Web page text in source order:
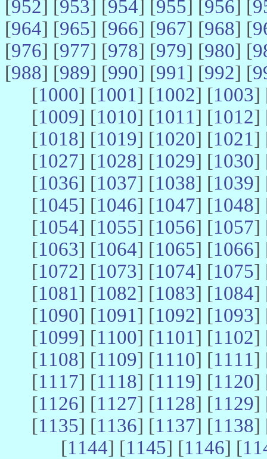
[952] [953] [954] [955] [956] [
[964] [965] [966] [967] [968] [
[976] [977] [978] [979] [980] [
[988] [989] [990] [991] [992] [
[1000] [1001] [1002] [1003]
[1009] [1010] [1011] [1012]
[1018] [1019] [1020] [1021]
[1027] [1028] [1029] [1030]
[1036] [1037] [1038] [1039]
[1045] [1046] [1047] [1048]
[1054] [1055] [1056] [1057]
[1063] [1064] [1065] [1066]
[1072] [1073] [1074] [1075]
[1081] [1082] [1083] [1084]
[1090] [1091] [1092] [1093]
[1099] [1100] [1101] [1102]
[1108] [1109] [1110] [1111]
[1117] [1118] [1119] [1120]
[1126] [1127] [1128] [1129]
[1135] [1136] [1137] [1138]
[1144] [1145] [1146] [